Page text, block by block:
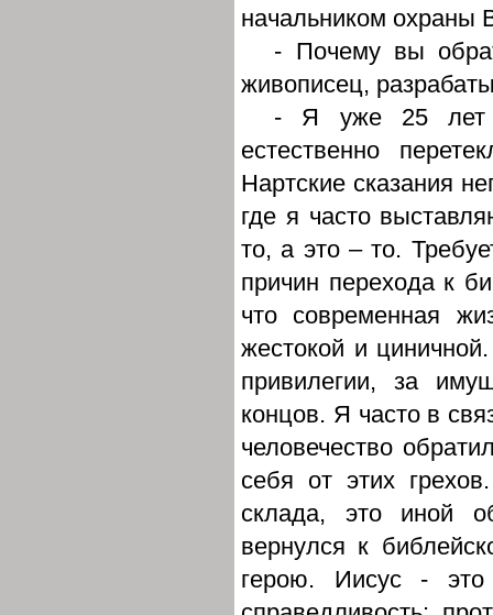
начальником охраны
- Почему вы
живописец,
- Я уже 25 лет
естественно
Нартские сказания
где я часто
то, а это – то.
причин перехода к
что современная
жестокой и
привилегии, за
концов. Я часто в
человечество
себя от этих
склада, это иной
вернулся к
герою. Иисус - это